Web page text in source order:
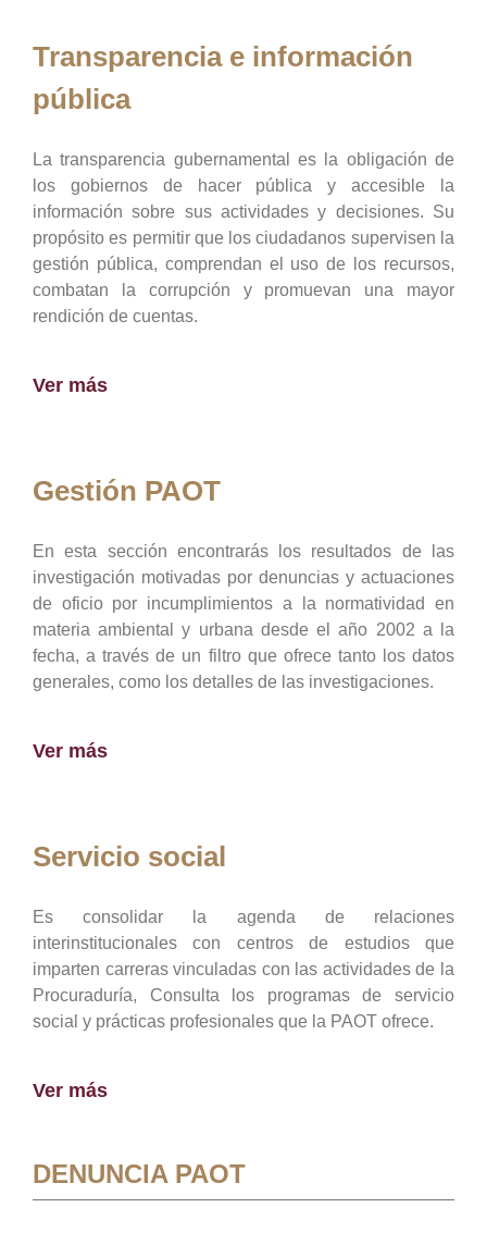
Transparencia e información
pública
La transparencia gubernamental es la obligación de
los gobiernos de hacer pública y accesible la
información sobre sus actividades y decisiones. Su
propósito es permitir que los ciudadanos supervisen la
gestión pública, comprendan el uso de los recursos,
combatan la corrupción y promuevan una mayor
rendición de cuentas.
Ver más
Gestión PAOT
En esta sección encontrarás los resultados de las
investigación motivadas por denuncias y actuaciones
de oficio por incumplimientos a la normatividad en
materia ambiental y urbana desde el año 2002 a la
fecha, a través de un filtro que ofrece tanto los datos
generales, como los detalles de las investigaciones.
Ver más
Servicio social
Es consolidar la agenda de relaciones
interinstitucionales con centros de estudios que
imparten carreras vinculadas con las actividades de la
Procuraduría, Consulta los programas de servicio
social y prácticas profesionales que la PAOT ofrece.
Ver más
DENUNCIA PAOT